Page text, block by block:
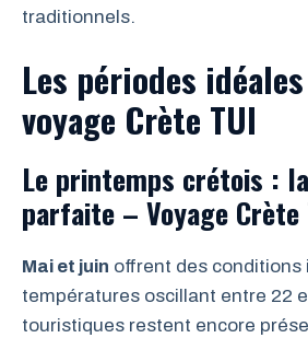
traditionnels.
Les périodes
voyage Crète TUI
Le printemps crétois :
parfaite – Voyage Crète
Mai et juin offrent des conditions
températures oscillant entre 22
touristiques restent encore